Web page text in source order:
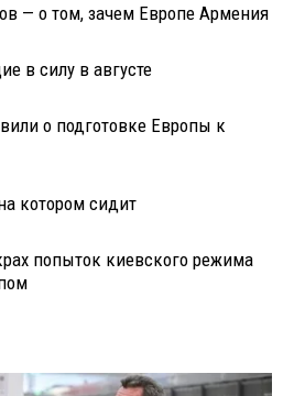
— о том, зачем Европе Армения
в силу в августе
о подготовке Европы к
котором сидит
попыток киевского режима